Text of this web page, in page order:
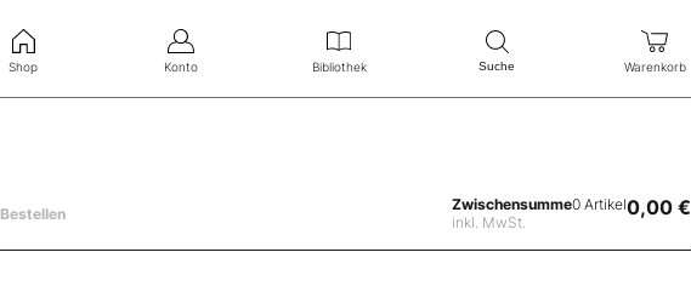
Shop Konto Bibliothek Suche Warenkorb
Bestellen
Zwischensumme
inkl. MwSt.
0 Artikel0,00 €